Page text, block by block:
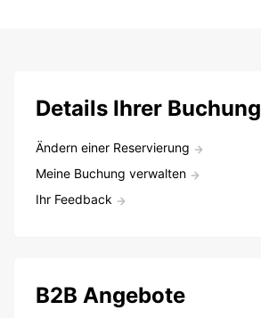
Details Ihrer Buchung
Ändern einer Reservierung
Meine Buchung verwalten
Ihr Feedback
B2B Angebote